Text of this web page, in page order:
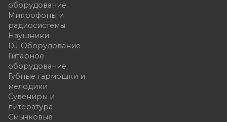
оборудование
Микрофоны и
радиосистемы
Наушники
DJ-Оборудование
Гитарное
оборудование
Губные гармошки и
мелодики
Сувениры и
литература
Смычковые